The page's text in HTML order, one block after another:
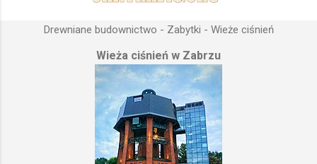
Drewniane budownictwo - Zabytki - Wieże ciśnień
Wieża ciśnień w Zabrzu